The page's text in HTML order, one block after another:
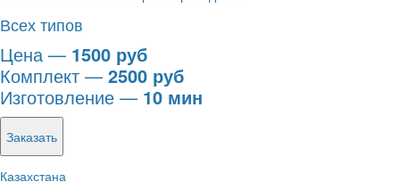
Всех типов
Цена — 1500 руб
Комплект — 2500 руб
Изготовление — 10 мин
Заказать
Казахстана